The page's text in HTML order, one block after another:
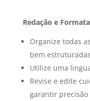
Redação e
Organize todas
bem
Utilize uma
Revise e edite
garantir precisão